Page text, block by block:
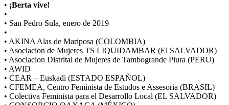
• ¡Berta vive!
•
• San Pedro Sula, enero de 2019
•
• AKINA Alas de Mariposa (COLOMBIA)
• Asociacion de Mujeres TS LIQUIDAMBAR (El SALVADOR)
• Asociacion Distrital de Mujeres de Tambogrande Piura (PERU)
• AWID
• CEAR – Euskadi (ESTADO ESPAÑOL)
• CFEMEA, Centro Feminista de Estudos e Assesoria (BRASIL)
• Colectiva Feminista para el Desarrollo Local (EL SALVADOR)